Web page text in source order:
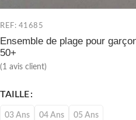
REF: 41685
Ensemble de plage pour
50+
(1 avis client)
TAILLE
03 Ans 04 Ans 05 Ans